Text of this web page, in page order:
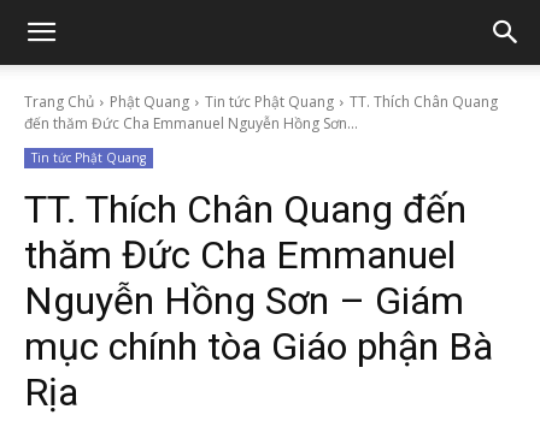
Trang Chủ Phật Quang Tin tức Phật Quang
TT. Thích Chân Quang
đến thăm Đức Cha Emmanuel Nguyễn Hồng Sơn...
Tin tức Phật Quang
TT. Thích Chân Quang đến
thăm Đức Cha Emmanuel
Nguyễn Hồng Sơn – Giám
mục chính tòa Giáo phận Bà
Rịa